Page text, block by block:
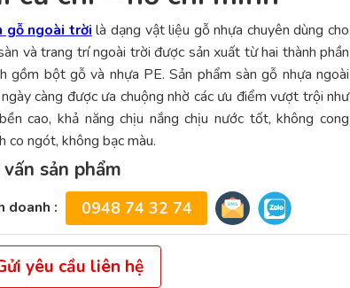
gỗ ngoài trời là dạng vật liệu gỗ nhựa chuyên dùng cho
và trang trí ngoài trời được sản xuất từ hai thành phần
gồm bột gỗ và nhựa PE. Sản phẩm sàn gỗ nhựa ngoài
càng được ưa chuộng nhờ các ưu điểm vượt trội như
cao, khả năng chịu nắng chịu nước tốt, không cong
co ngót, không bạc màu.
sản phẩm
doanh : 0948 74 32 74
yêu cầu liên hệ